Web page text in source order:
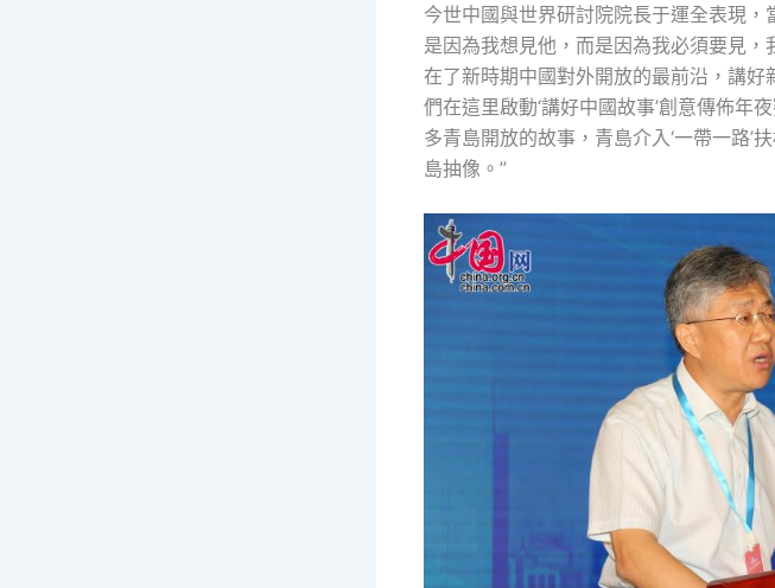
今世中國與世界研討院院長于運全表現
是因為我想見他，而是因為我必須要見
在了新時期中國對外開放的最前沿，講好
們在這里啟動‘講好中國故事’創意傳佈年夜
多青島開放的故事，青島介入‘一帶一路’
島抽像。”